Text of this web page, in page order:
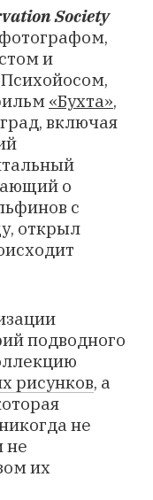
Society
и
«Бухта»,
включая
о
с
открыл
подводного
рисунков, а
не
не
их